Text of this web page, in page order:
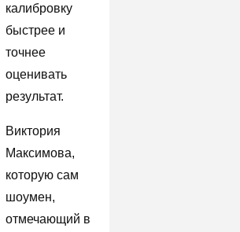
калибровку
быстрее и
точнее
оценивать
результат.
Виктория
Максимова,
которую сам
шоумен,
отмечающий в